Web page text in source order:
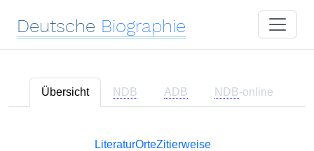
Deutsche Biographie
Übersicht NDB ADB NDB-online
LiteraturOrteZitierweise